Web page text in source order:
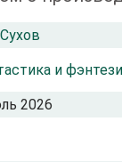
и фэнтези
2026